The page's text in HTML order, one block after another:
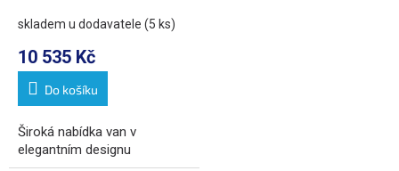
skladem u dodavatele (5 ks)
10 535 Kč
Do košíku
Široká nabídka van v
elegantním designu